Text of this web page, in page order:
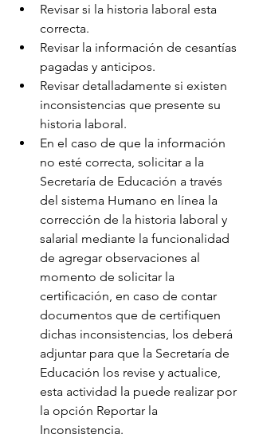
Revisar si la historia laboral esta
correcta.
Revisar la información de cesantías
pagadas y anticipos.
Revisar detalladamente si existen
inconsistencias que presente su
historia laboral.
En el caso de que la información
no esté correcta, solicitar a la
Secretaría de Educación a través
del sistema Humano en línea la
corrección de la historia laboral y
salarial mediante la funcionalidad
de agregar observaciones al
momento de solicitar la
certificación, en caso de contar
documentos que de certifiquen
dichas inconsistencias, los deberá
adjuntar para que la Secretaría de
Educación los revise y actualice,
esta actividad la puede realizar por
la opción Reportar la
Inconsistencia.